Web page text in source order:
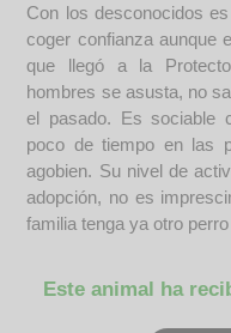
Con los desconocidos
coger confianza aunque
que llegó a la
hombres se asusta, no
el pasado. Es sociable
poco de tiempo en las
agobien. Su nivel de
adopción, no es
familia tenga ya otro
Este animal ha